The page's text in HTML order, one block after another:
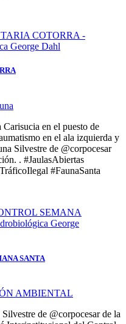
en el puesto de
en el ala izquierda y
Silvestre de @corpocesar
. #JaulasAbiertas
#FaunaSanta
SANTA
AMBIENTAL
de @corpocesar de la